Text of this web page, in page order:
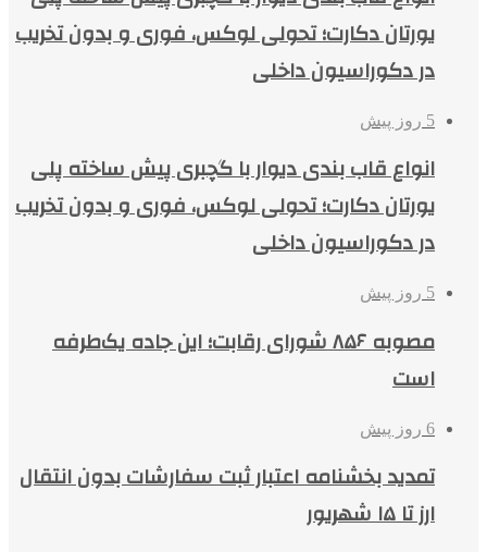
یورتان دکارت؛ تحولی لوکس، فوری و بدون تخریب
در دکوراسیون داخلی
5 روز پیش
انواع قاب بندی دیوار با گچبری پیش ساخته پلی
یورتان دکارت؛ تحولی لوکس، فوری و بدون تخریب
در دکوراسیون داخلی
5 روز پیش
مصوبه ۸۵۶ شورای رقابت؛ این جاده یک‌طرفه
است
6 روز پیش
تمدید بخشنامه اعتبار ثبت سفارشات بدون انتقال
ارز تا ۱۵ شهریور